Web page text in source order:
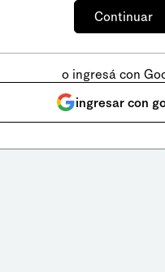
o ingresá con
ingresar con